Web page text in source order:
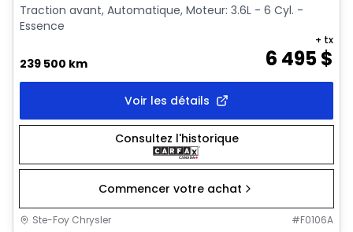
Traction avant, Automatique, Moteur: 3.6L - 6 Cyl. -
Essence
239 500 km 6 495$
+ tx
Voir les détails
Consultez l'historique
Commencer votre achat
Ste-Foy Chrysler #F0106A